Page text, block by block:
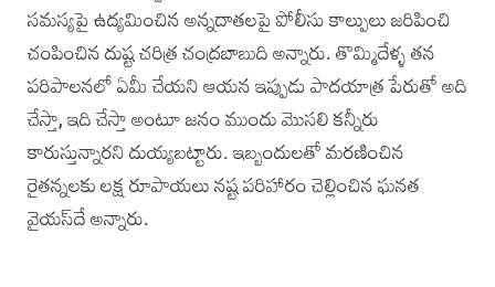
సమస్యపై ఉద్యమించిన అన్నదాతలపై పోలీసు కాల్పులు జరిపించి
చంపించిన దుష్ట చరిత్ర చంద్రబాబుది అన్నారు. తొమ్మిదేళ్ళ తన
పరిపాలనలో ఏమీ చేయని ఆయన ఇప్పుడు పాదయాత్ర పేరుతో అది
చేస్తా, ఇది చేస్తా అంటూ జనం ముందు మొసలి కన్నీరు
కారుస్తున్నారని దుయ్యబట్టారు. ఇబ్బందులతో మరణించిన
రైతన్నలకు లక్ష రూపాయలు నష్ట పరిహారం చెల్లించిన ఘనత
వైయస్‌దే అన్నారు.